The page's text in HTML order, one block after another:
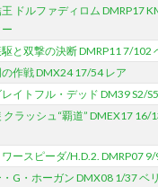
ドルファディロム DMRP17
と双撃の決断 DMRP11 7/102
作戦 DMX24 17/54 レア
イトフル・デッド DM39 S2/
クラッシュ“覇道” DMEX17 16/
ースピーダ/H.D.2. DMRP07
G・ホーガン DMX08 1/37 ベ